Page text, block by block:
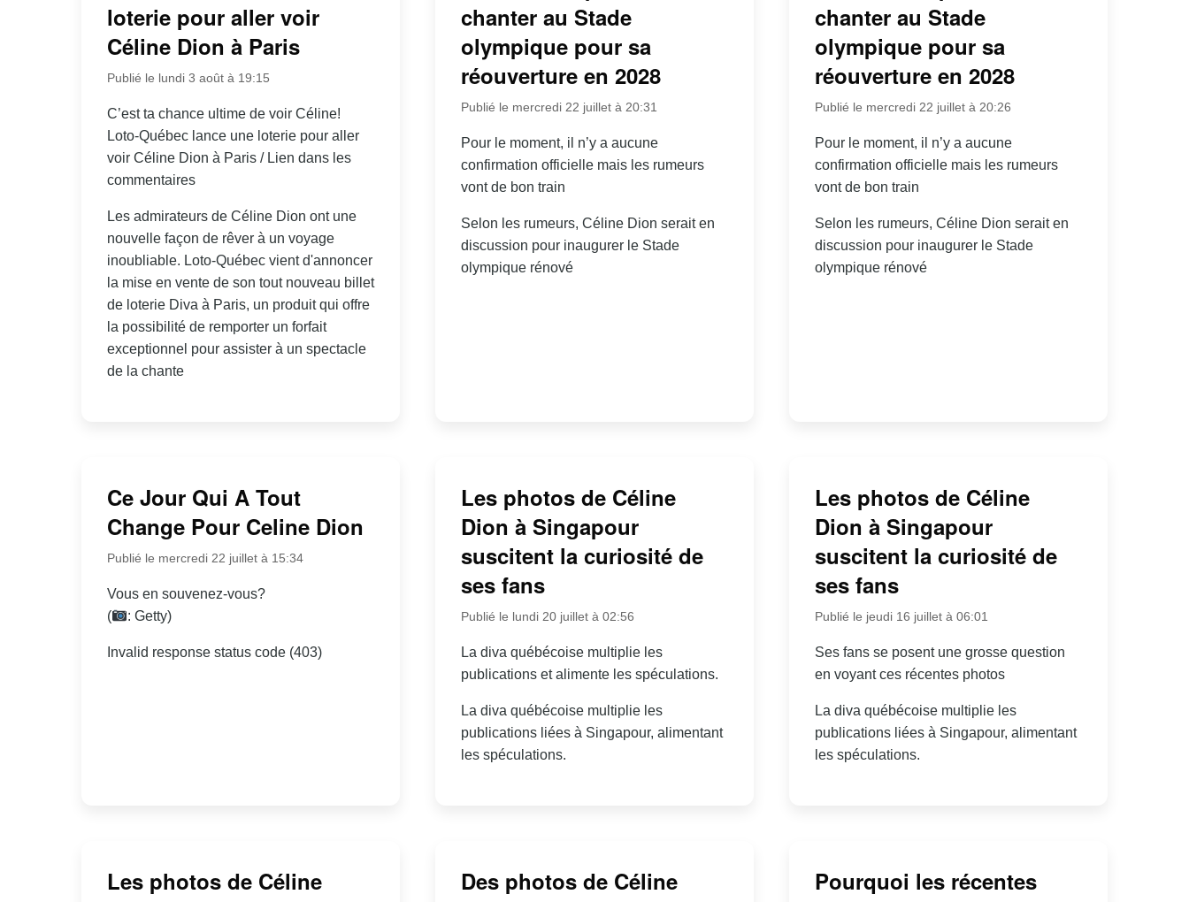
loterie pour aller voir
Céline Dion à Paris
Publié le lundi 3 août à 19:15
C’est ta chance ultime de voir Céline!
Loto-Québec lance une loterie pour aller
voir Céline Dion à Paris / Lien dans les
commentaires
Les admirateurs de Céline Dion ont une
nouvelle façon de rêver à un voyage
inoubliable. Loto-Québec vient d'annoncer
la mise en vente de son tout nouveau billet
de loterie Diva à Paris, un produit qui offre
la possibilité de remporter un forfait
exceptionnel pour assister à un spectacle
de la chante
chanter au Stade
olympique pour sa
réouverture en 2028
Publié le mercredi 22 juillet à 20:31
Pour le moment, il n’y a aucune
confirmation officielle mais les rumeurs
vont de bon train
Selon les rumeurs, Céline Dion serait en
discussion pour inaugurer le Stade
olympique rénové
chanter au Stade
olympique pour sa
réouverture en 2028
Publié le mercredi 22 juillet à 20:26
Pour le moment, il n’y a aucune
confirmation officielle mais les rumeurs
vont de bon train
Selon les rumeurs, Céline Dion serait en
discussion pour inaugurer le Stade
olympique rénové
Ce Jour Qui A Tout
Change Pour Celine Dion
Publié le mercredi 22 juillet à 15:34
Vous en souvenez-vous?
(
: Getty)
Invalid response status code (403)
Les photos de Céline
Dion à Singapour
suscitent la curiosité de
ses fans
Publié le lundi 20 juillet à 02:56
La diva québécoise multiplie les
publications et alimente les spéculations.
La diva québécoise multiplie les
publications liées à Singapour, alimentant
les spéculations.
Les photos de Céline
Dion à Singapour
suscitent la curiosité de
ses fans
Publié le jeudi 16 juillet à 06:01
Ses fans se posent une grosse question
en voyant ces récentes photos
La diva québécoise multiplie les
publications liées à Singapour, alimentant
les spéculations.
Les photos de Céline
Des photos de Céline
Pourquoi les récentes